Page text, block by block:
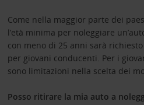
Come nella maggior parte dei
l’età minima per noleggiare
con meno di 25 anni sarà
per giovani conducenti. Per i
sono limitazioni nella scelta dei
Posso ritirare la mia auto a